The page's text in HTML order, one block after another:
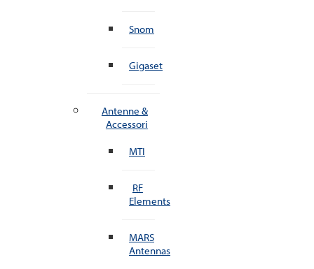
Snom
Gigaset
Antenne &
Accessori
MTI
RF
Elements
MARS
Antennas